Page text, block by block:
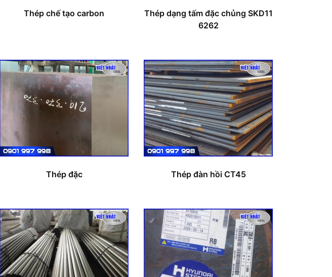
Thép chế tạo carbon
Thép dạng tấm đặc chủng SKD11
6262
Thép đặc Thép đàn hồi CT45